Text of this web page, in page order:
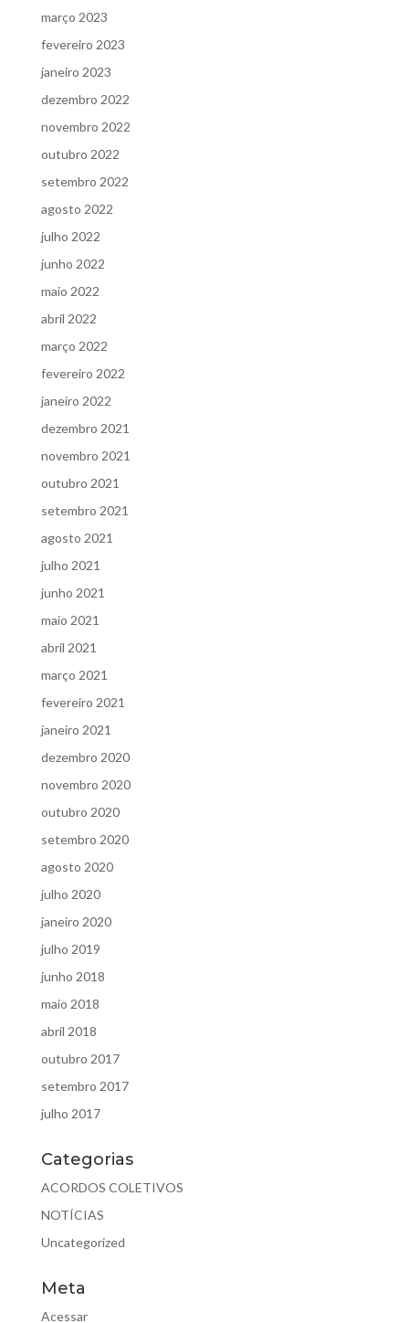
março 2023
fevereiro 2023
janeiro 2023
dezembro 2022
novembro 2022
outubro 2022
setembro 2022
agosto 2022
julho 2022
junho 2022
maio 2022
abril 2022
março 2022
fevereiro 2022
janeiro 2022
dezembro 2021
novembro 2021
outubro 2021
setembro 2021
agosto 2021
julho 2021
junho 2021
maio 2021
abril 2021
março 2021
fevereiro 2021
janeiro 2021
dezembro 2020
novembro 2020
outubro 2020
setembro 2020
agosto 2020
julho 2020
janeiro 2020
julho 2019
junho 2018
maio 2018
abril 2018
outubro 2017
setembro 2017
julho 2017
Categorias
ACORDOS COLETIVOS
NOTÍCIAS
Uncategorized
Meta
Acessar